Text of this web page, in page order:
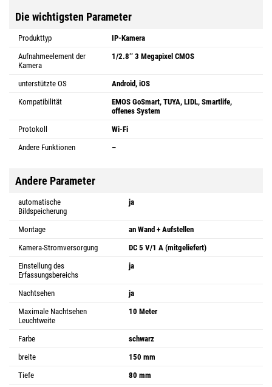
Die wichtigsten Parameter
Produkttyp
IP-Kamera
Aufnahmeelement der
Kamera
1/2.8‘‘ 3 Megapixel CMOS
unterstützte OS
Android, iOS
Kompatibilität
EMOS GoSmart, TUYA, LIDL, Smartlife,
offenes System
Protokoll
Wi-Fi
Andere Funktionen
–
Andere Parameter
automatische
Bildspeicherung
ja
Montage
an Wand + Aufstellen
Kamera-Stromversorgung
DC 5 V/1 A (mitgeliefert)
Einstellung des
Erfassungsbereichs
ja
Nachtsehen
ja
Maximale Nachtsehen
Leuchtweite
10 Meter
Farbe
schwarz
breite
150 mm
Tiefe
80 mm